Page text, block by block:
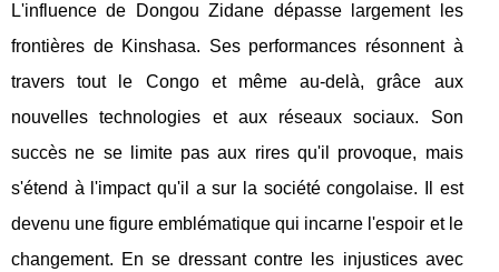
L'influence de Dongou Zidane dépasse largement les
frontières de Kinshasa. Ses performances résonnent à
travers tout le Congo et même au-delà, grâce aux
nouvelles technologies et aux réseaux sociaux. Son
succès ne se limite pas aux rires qu'il provoque, mais
s'étend à l'impact qu'il a sur la société congolaise. Il est
devenu une figure emblématique qui incarne l'espoir et le
changement. En se dressant contre les injustices avec